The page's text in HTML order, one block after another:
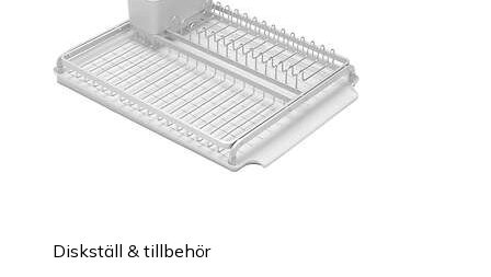
Diskställ & tillbehör